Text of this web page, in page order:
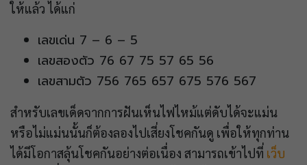
ให้แล้ว ได้แก่
เลขเด่น 7 – 6 – 5
เลขสองตัว 76 67 75 57 65 56
เลขสามตัว 756 765 657 675 576 567
สำหรับเลขเด็ดจากการฝันเห็นไฟไหม้แต่ดับได้จะแม่น
หรือไม่แม่นนั้นก็ต้องลองไปเสี่ยงโชคกันดู เพื่อให้ทุกท่าน
ได้มีโอกาสลุ้นโชคกันอย่างต่อเนื่อง สามารถเข้าไปที่ เว็บ